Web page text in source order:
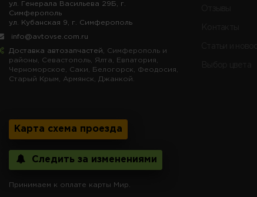
ул. Генерала Васильева 29Б, г.
Симферополь
ул. Кубанская 9, г. Симферополь
info@avtovse.com.ru
Доставка автозапчастей, Симферополь и
районы, Севастополь, Ялта, Евпатория,
Черноморское, Саки, Белогорск, Феодосия,
Старый Крым, Армянск, Джанкой.
Карта схема проезда
Следить за изменениями
Принимаем к оплате карты Мир.